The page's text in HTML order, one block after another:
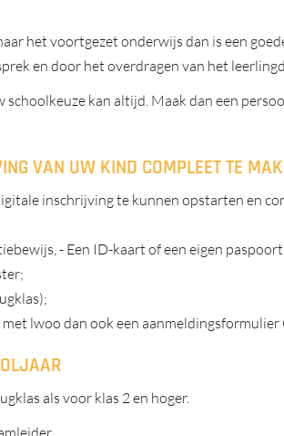
het voortgezet onderwijs dan is een
en door het overdragen van het
kan altijd. Maak dan een
VAN UW KIND COMPLEET TE
inschrijving te kunnen opstarten en
- Een ID-kaart of een eigen
lwoo dan ook een
als voor klas 2 en hoger.